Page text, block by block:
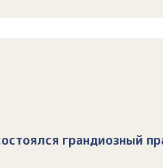
грандиозный